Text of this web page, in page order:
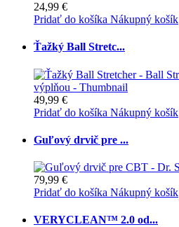
24,99 €
Pridať do košíka Nákupný košík
Ťažký Ball Stretc...
49,99 €
Pridať do košíka Nákupný košík
Guľový drvič pre ...
79,99 €
Pridať do košíka Nákupný košík
VERYCLEAN™ 2.0 od...